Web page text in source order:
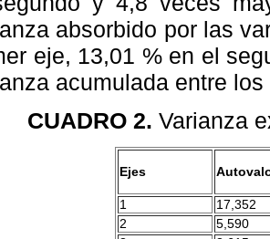
absorbido por las
eje, 13,01 % en el
acumulada entre
CUADRO 2. Varianza
Ejes
1
17,352
2
5,590